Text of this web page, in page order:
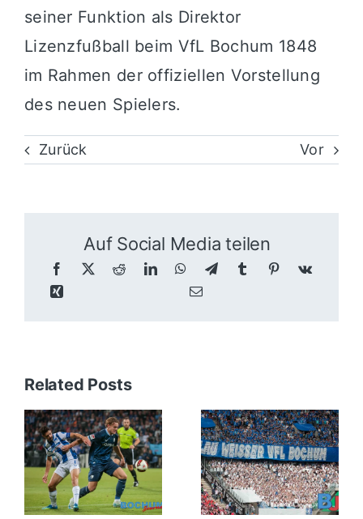
seiner Funktion als Direktor
Lizenzfußball beim VfL Bochum 1848
im Rahmen der offiziellen Vorstellung
des neuen Spielers.
Zurück Vor
Auf Social Media teilen
Related Posts